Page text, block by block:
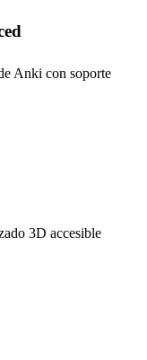
Anki con soporte
3D accesible